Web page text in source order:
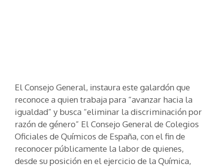
El Consejo General, instaura este galardón que
reconoce a quien trabaja para “avanzar hacia la
igualdad” y busca “eliminar la discriminación por
razón de género” El Consejo General de Colegios
Oficiales de Químicos de España, con el fin de
reconocer públicamente la labor de quienes,
desde su posición en el ejercicio de la Química,